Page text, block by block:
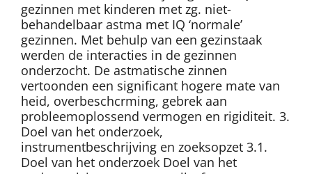
gezinnen met kinderen met zg. niet-
behandelbaar astma met IQ ‘normale’
gezinnen. Met behulp van een gezinstaak
werden de interacties in de gezinnen
onderzocht. De astmatische zinnen
vertoonden een significant hogere mate van
heid, overbeschcrming, gebrek aan
probleemoplossend vermogen en rigiditeit. 3.
Doel van het onderzoek,
instrumentbeschrijving en zoeksopzet 3.1.
Doel van het onderzoek Doel van het